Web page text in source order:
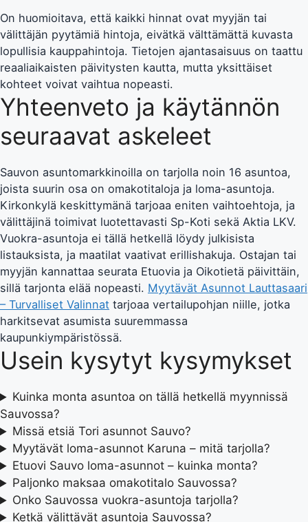
On huomioitava, että kaikki hinnat ovat myyjän tai
välittäjän pyytämiä hintoja, eivätkä välttämättä kuvasta
lopullisia kauppahintoja. Tietojen ajantasaisuus on taattu
reaaliaikaisten päivitysten kautta, mutta yksittäiset
kohteet voivat vaihtua nopeasti.
Yhteenveto ja käytännön
seuraavat askeleet
Sauvon asuntomarkkinoilla on tarjolla noin 16 asuntoa,
joista suurin osa on omakotitaloja ja loma-asuntoja.
Kirkonkylä keskittymänä tarjoaa eniten vaihtoehtoja, ja
välittäjinä toimivat luotettavasti Sp-Koti sekä Aktia LKV.
Vuokra-asuntoja ei tällä hetkellä löydy julkisista
listauksista, ja maatilat vaativat erillishakuja. Ostajan tai
myyjän kannattaa seurata Etuovia ja Oikotietä päivittäin,
sillä tarjonta elää nopeasti. Myytävät Asunnot Lauttasaari
– Turvalliset Valinnat tarjoaa vertailupohjan niille, jotka
harkitsevat asumista suuremmassa
kaupunkiympäristössä.
Usein kysytyt kysymykset
Kuinka monta asuntoa on tällä hetkellä myynnissä
Sauvossa?
Missä etsiä Tori asunnot Sauvo?
Myytävät loma-asunnot Karuna – mitä tarjolla?
Etuovi Sauvo loma-asunnot – kuinka monta?
Paljonko maksaa omakotitalo Sauvossa?
Onko Sauvossa vuokra-asuntoja tarjolla?
Ketkä välittävät asuntoja Sauvossa?